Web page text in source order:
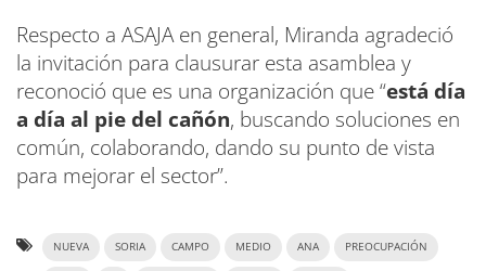
Respecto a ASAJA en general, Miranda agradeció
la invitación para clausurar esta asamblea y
reconoció que es una organización que “está día
a día al pie del cañón, buscando soluciones en
común, colaborando, dando su punto de vista
para mejorar el sector”.
NUEVA SORIA CAMPO MEDIO ANA PREOCUPACIÓN